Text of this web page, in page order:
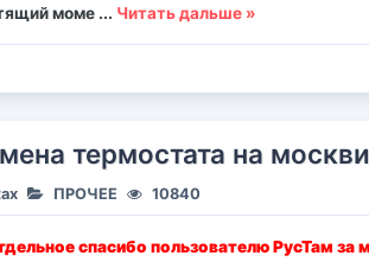
моме ... Читать дальше »
термостата на
ПРОЧЕЕ 10840
спасибо пользователю РусТам за